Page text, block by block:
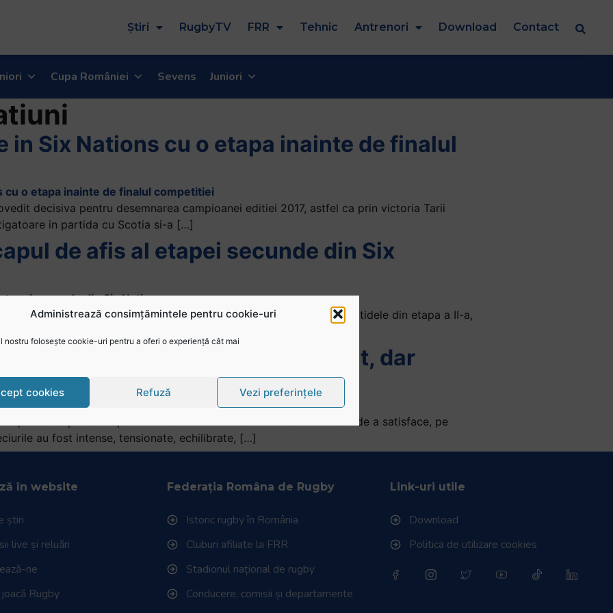
Administrează consimțămintele pentru cookie-uri
nostru folosește cookie-uri pentru a oferi o experiență cât mai
cookies Refuză Vezi preferințele
Știri RugbyTV FRR Tehnic Antrenori Download Contact
Cupa României Sevens Juniori
in Six Nations cu o etapa inainte de finalul
decisiva pentru desemnarea campioanei editiei 2017, astfel ca prin victoria Tarii
in partida cu Scotia si-a […]
de afis al etapei secunde din Six
Six Nations continua, pe 13 si 14 februarie fiind programate partidele din etapa a II-a,
en-titre Irlanda, Tara […]
2016: Un inceput echilibrat, dar
aceasta prima etapa a Turneului celor VI Natiuni nu a avut darul de a satisface, pe
au fost intense, tensionate, echilibrate, […]
în website
știri
live și reluări
ne
Rugby
Federația Româna de Rugby
Istoric rugby în România
Cluburi afiliate la FRR
Stadionul național de rugby
Conducere, comisii și departamente
Link-uri utile
Download
Politica de utilizare cookies